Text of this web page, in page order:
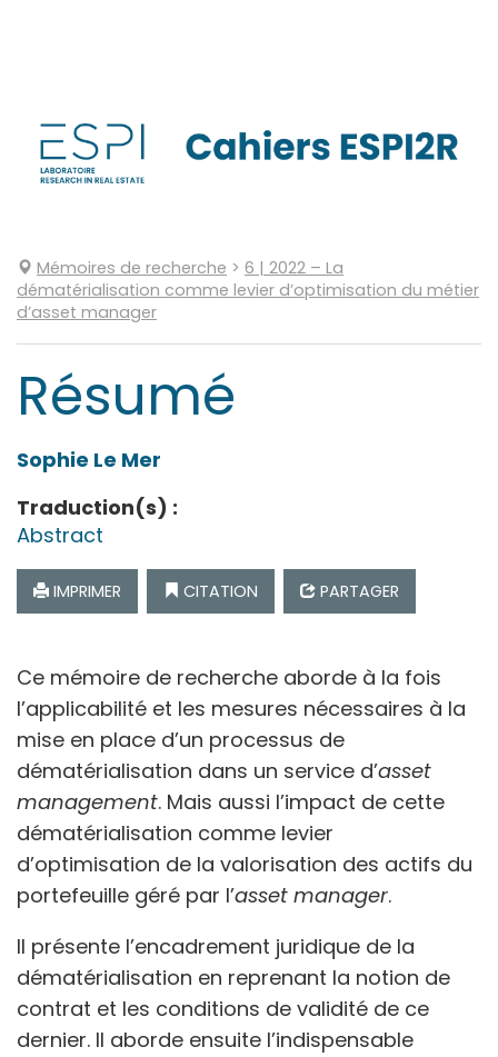
contenu
Mémoires de recherche > 6 | 2022 – La
dématérialisation comme levier d’optimisation du métier
d’asset manager
Résumé
Sophie Le Mer
Traduction(s) :
Abstract
IMPRIMER CITATION PARTAGER
Ce mémoire de recherche aborde à la fois
l’applicabilité et les mesures nécessaires à la
mise en place d’un processus de
dématérialisation dans un service d’asset
management. Mais aussi l’impact de cette
dématérialisation comme levier
d’optimisation de la valorisation des actifs du
portefeuille géré par l’asset manager.
Il présente l’encadrement juridique de la
dématérialisation en reprenant la notion de
contrat et les conditions de validité de ce
dernier. Il aborde ensuite l’indispensable